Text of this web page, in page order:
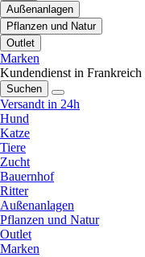
Außenanlagen
Pflanzen und Natur
Outlet
Marken
Kundendienst in Frankreich
Suchen
Versandt in 24h
Hund
Katze
Tiere
Zucht
Bauernhof
Ritter
Außenanlagen
Pflanzen und Natur
Outlet
Marken